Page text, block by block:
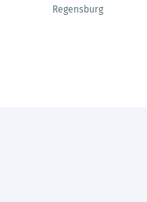
Regensburg